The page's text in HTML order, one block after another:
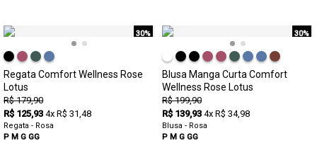
30%
Regata Comfort Wellness Rose
Lotus
R$ 179,90
R$ 125,93 4x R$ 31,48
Regata - Rosa
P M G GG
30%
Blusa Manga Curta Comfort
Wellness Rose Lotus
R$ 199,90
R$ 139,93 4x R$ 34,98
Blusa - Rosa
P M G GG